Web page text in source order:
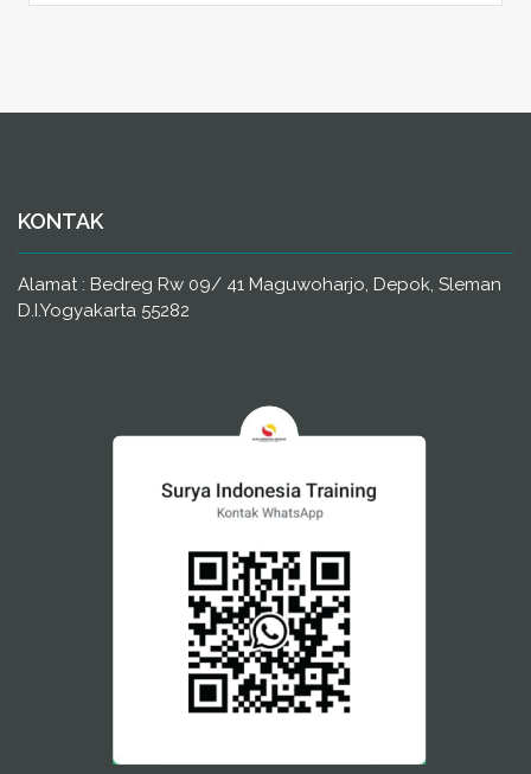
KONTAK
Alamat : Bedreg Rw 09/ 41 Maguwoharjo, Depok, Sleman
D.I.Yogyakarta 55282